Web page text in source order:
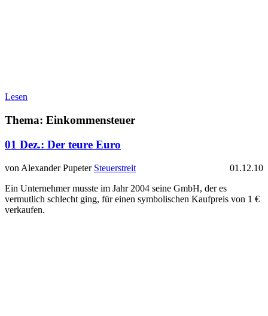
Lesen
Thema: Einkommensteuer
01 Dez.: Der teure Euro
von Alexander Pupeter Steuerstreit
01.12.10
Ein Unternehmer musste im Jahr 2004 seine GmbH, der es
vermutlich schlecht ging, für einen symbolischen Kaufpreis von 1 €
verkaufen.